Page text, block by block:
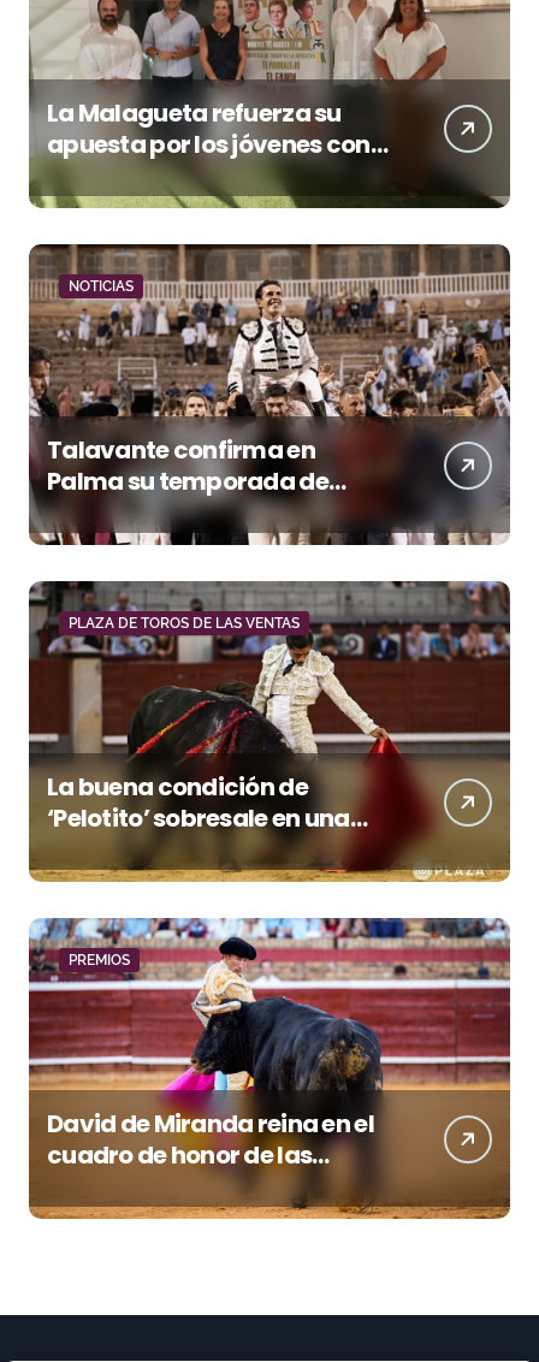
La Malagueta refuerza su
apuesta por los jóvenes con
entradas desde un euro
NOTICIAS
Talavante confirma en
Palma su temporada de
figura y el palco niega el
premio a Roca Rey
PLAZA DE TOROS DE LAS VENTAS
La buena condición de
‘Pelotito’ sobresale en una
noche gris en Las Ventas
PREMIOS
David de Miranda reina en el
cuadro de honor de las
Colombinas 2026